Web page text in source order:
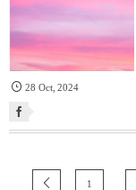
28 Oct,2024
1